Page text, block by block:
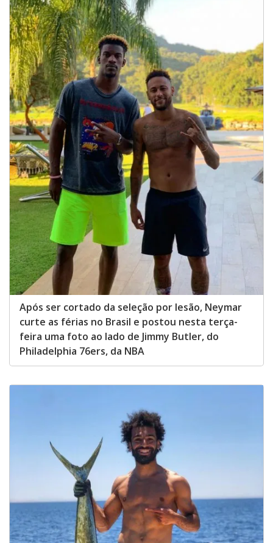
Após ser cortado da seleção por lesão, Neymar
curte as férias no Brasil e postou nesta terça-
feira uma foto ao lado de Jimmy Butler, do
Philadelphia 76ers, da NBA